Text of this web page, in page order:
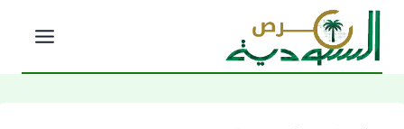
التجاوز
المحتوى